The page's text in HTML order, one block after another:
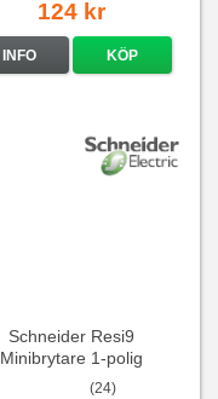
124 kr
INFO KÖP
Schneider Resi9
Minibrytare 1-polig
(24)